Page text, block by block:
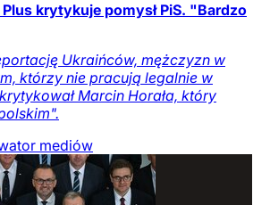
krytykuje pomysł PiS. "Bardzo
Ukraińców, mężczyzn w
którzy nie pracują legalnie w
Marcin Horała, który
mediów